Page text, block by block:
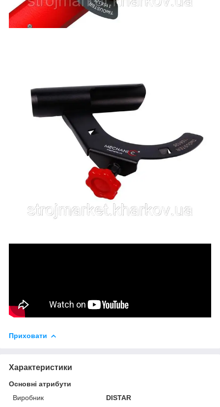
Приховати
Характеристики
Основні атрибути
Виробник
DISTAR